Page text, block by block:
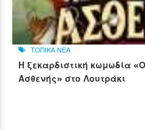
ΤΟΠΙΚΑ ΝΕΑ
Η ξεκαρδιστική κωμωδία
Ασθενής» στο Λουτράκι